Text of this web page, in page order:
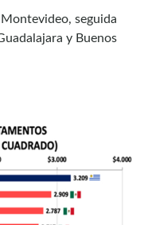
seguida
y Buenos